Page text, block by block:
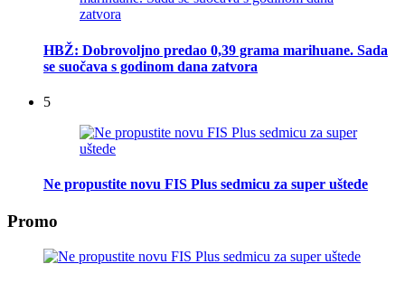
HBŽ: Dobrovoljno predao 0,39 grama marihuane. Sada
se suočava s godinom dana zatvora
5
Ne propustite novu FIS Plus sedmicu za super uštede
Promo